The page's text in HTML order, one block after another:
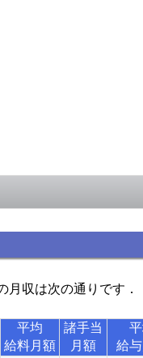
月収は次の通りです．
平均
給料月額
諸手当
月額
給